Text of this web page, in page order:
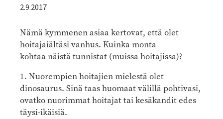
2.9.2017
Nämä kymmenen asiaa kertovat, että olet
hoitajaiältäsi vanhus. Kuinka monta
kohtaa näistä tunnistat (muissa hoitajissa)?
1. Nuorempien hoitajien mielestä olet
dinosaurus. Sinä taas huomaat välillä pohtivasi,
ovatko nuorimmat hoitajat tai kesäkandit edes
täysi-ikäisiä.